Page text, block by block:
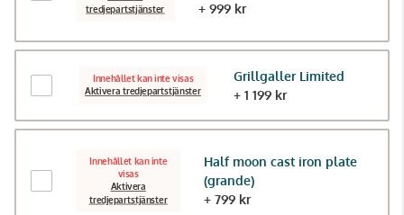
tredjepartstjänster
+ 999 kr
Innehållet kan inte visas
Aktivera tredjepartstjänster
Grillgaller Limited
+ 1 199 kr
Innehållet kan inte
visas
Aktivera
tredjepartstjänster
Half moon cast iron plate
(grande)
+ 799 kr